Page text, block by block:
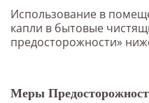
Использование в
капли в бытовые
предосторожности»
Меры